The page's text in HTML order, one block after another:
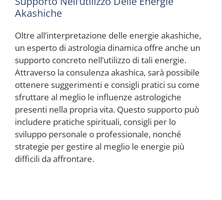
Akashiche
Oltre all’interpretazione delle energie akashiche,
un esperto di astrologia dinamica offre anche un
supporto concreto nell’utilizzo di tali energie.
Attraverso la consulenza akashica, sarà possibile
ottenere suggerimenti e consigli pratici su come
sfruttare al meglio le influenze astrologiche
presenti nella propria vita. Questo supporto può
includere pratiche spirituali, consigli per lo
sviluppo personale o professionale, nonché
strategie per gestire al meglio le energie più
difficili da affrontare.